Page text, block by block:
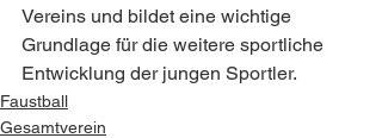
Vereins und bildet eine wichtige
Grundlage für die weitere sportliche
Entwicklung der jungen Sportler.
Faustball
Gesamtverein